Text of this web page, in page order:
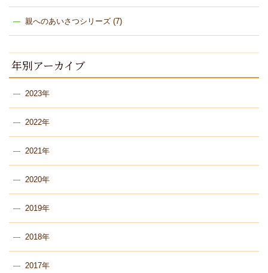
親へのあいさつシリーズ(7)
年別アーカイブ
2023年
2022年
2021年
2020年
2019年
2018年
2017年